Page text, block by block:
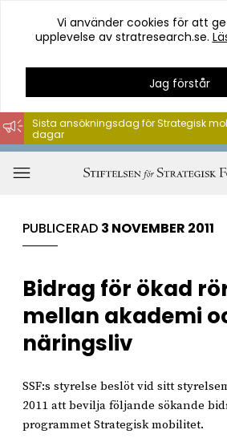
Hoppa
till
innehåll
Vi använder cookies för att
upplevelse av stratresearch.se.
Jag förstår
Sista ansökningsdag för Strategisk
dagar
PUBLICERAD 3 NOVEMBER 2011
Bidrag för ökad
mellan akademi
näringsliv
SSF:s styrelse beslöt vid sitt
2011 att bevilja följande sökande
programmet Strategisk mobilitet.